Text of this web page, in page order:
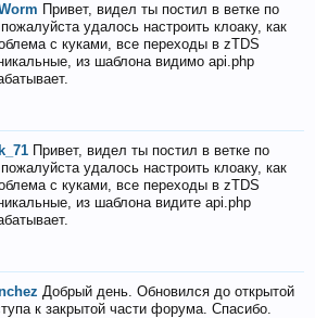
Привет, видел ты постил в ветке по
удалось настроить клоаку, как
с куками, все переходы в zTDS
из шаблона видимо api.php
Привет, видел ты постил в ветке по
удалось настроить клоаку, как
с куками, все переходы в zTDS
из шаблона видите api.php
Добрый день. Обновился до открытой
к закрытой части форума. Спасибо.